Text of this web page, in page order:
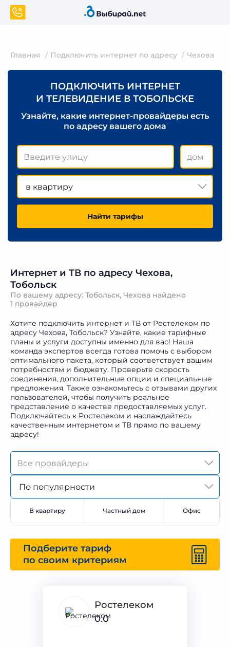
Главная Подключить интернет по адресу Чехова
ПОДКЛЮЧИТЬ ИНТЕРНЕТ
И ТЕЛЕВИДЕНИЕ В ТОБОЛЬСКЕ
Узнайте, какие интернет-провайдеры есть
по адресу вашего дома
в квартиру
Найти тарифы
Интернет и ТВ по адресу Чехова,
Тобольск
По вашему адресу: Тобольск, Чехова найдено
1 провайдер
Хотите подключить интернет и ТВ от Ростелеком по
адресу Чехова, Тобольск? Узнайте, какие тарифные
планы и услуги доступны именно для вас! Наша
команда экспертов всегда готова помочь с выбором
оптимального пакета, который соответствует вашим
потребностям и бюджету. Проверьте скорость
соединения, дополнительные опции и специальные
предложения. Также ознакомьтесь с отзывами других
пользователей, чтобы получить реальное
представление о качестве предоставляемых услуг.
Подключайтесь к Ростелеком и наслаждайтесь
качественным интернетом и ТВ прямо по вашему
адресу!
По популярности
В квартиру Частный дом Офис
Подберите тариф
по своим критериям
Ростелеком
0.0